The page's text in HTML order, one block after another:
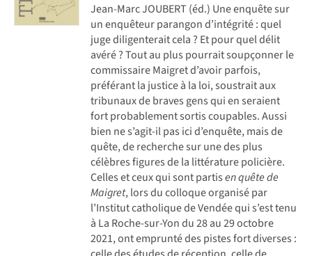
Jean-Marc JOUBERT (éd.) Une enquête sur
un enquêteur parangon d’intégrité : quel
juge diligenterait cela ? Et pour quel délit
avéré ? Tout au plus pourrait soupçonner le
commissaire Maigret d’avoir parfois,
préférant la justice à la loi, soustrait aux
tribunaux de braves gens qui en seraient
fort probablement sortis coupables. Aussi
bien ne s’agit-il pas ici d’enquête, mais de
quête, de recherche sur une des plus
célèbres figures de la littérature policière.
Celles et ceux qui sont partisen quête de
Maigret, lors du colloque organisé par
l’Institut catholique de Vendée qui s’est tenu
à La Roche-sur-Yon du 28 au 29 octobre
2021, ont emprunté des pistes fort diverses :